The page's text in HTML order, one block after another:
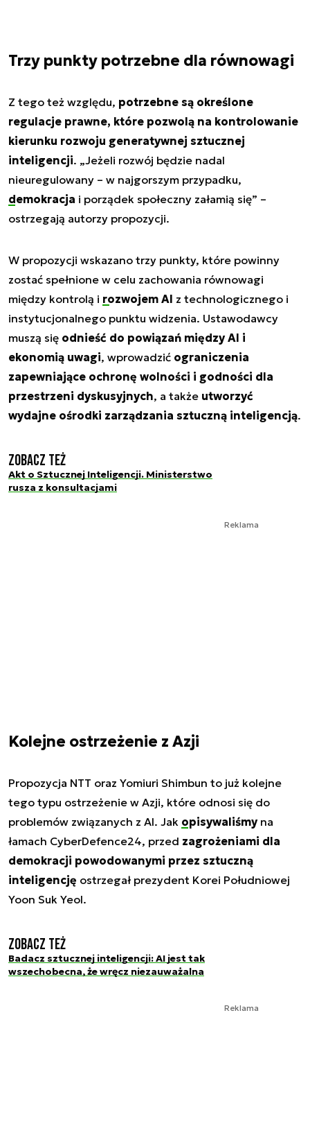
Trzy punkty potrzebne dla równowagi
Z tego też względu, potrzebne są określone
regulacje prawne, które pozwolą na kontrolowanie
kierunku rozwoju generatywnej sztucznej
inteligencji. „Jeżeli rozwój będzie nadal
nieuregulowany – w najgorszym przypadku,
demokracja i porządek społeczny załamią się” –
ostrzegają autorzy propozycji.
W propozycji wskazano trzy punkty, które powinny
zostać spełnione w celu zachowania równowagi
między kontrolą i rozwojem AI z technologicznego i
instytucjonalnego punktu widzenia. Ustawodawcy
muszą się odnieść do powiązań między AI i
ekonomią uwagi, wprowadzić ograniczenia
zapewniające ochronę wolności i godności dla
przestrzeni dyskusyjnych, a także utworzyć
wydajne ośrodki zarządzania sztuczną inteligencją.
Zobacz też
Akt o Sztucznej Inteligencji. Ministerstwo
rusza z konsultacjami
Reklama
Kolejne ostrzeżenie z Azji
Propozycja NTT oraz Yomiuri Shimbun to już kolejne
tego typu ostrzeżenie w Azji, które odnosi się do
problemów związanych z AI. Jak opisywaliśmyna
łamach CyberDefence24, przed zagrożeniami dla
demokracji powodowanymi przez sztuczną
inteligencję ostrzegał prezydent Korei Południowej
Yoon Suk Yeol.
Zobacz też
Badacz sztucznej inteligencji: AI jest tak
wszechobecna, że wręcz niezauważalna
Reklama